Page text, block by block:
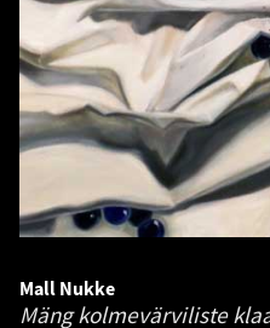
Mall Nukke
Mäng kolmevärviliste